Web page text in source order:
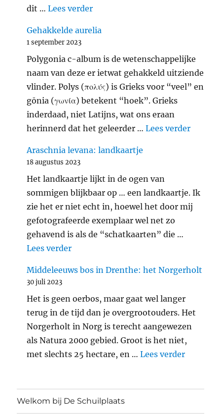
dit …Lees verder"Zevenstippelig
Gehakkelde aurelia
1 september 2023
Polygonia c-album is de wetenschappelijke
naam van deze er ietwat gehakkeld uitziende
vlinder. Polys (πολύς) is Grieks voor “veel” en
gōnia (γωνία) betekent “hoek”. Grieks
inderdaad, niet Latijns, wat ons eraan
herinnerd dat het geleerder …Lees verder
Araschnia levana: landkaartje
18 augustus 2023
Het landkaartje lijkt in de ogen van
sommigen blijkbaar op … een landkaartje. Ik
zie het er niet echt in, hoewel het door mij
gefotografeerde exemplaar wel net zo
gehavend is als de “schatkaarten” die …
Lees verder"Araschnia levana: landkaartje"
Middeleeuws bos in Drenthe: het Norgerholt
30 juli 2023
Het is geen oerbos, maar gaat wel langer
terug in de tijd dan je overgrootouders. Het
Norgerholt in Norg is terecht aangewezen
als Natura 2000 gebied. Groot is het niet,
met slechts 25 hectare, en …Lees verder
Welkom bij De Schuilplaats